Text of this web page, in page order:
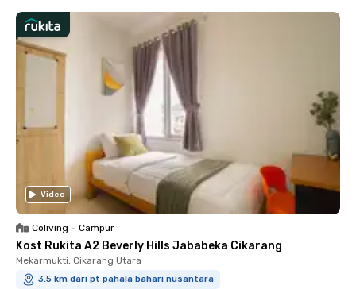
Video
Coliving • Campur
Kost Rukita A2 Beverly Hills Jababeka Cikarang
Mekarmukti, Cikarang Utara
3.5 km dari pt pahala bahari nusantara